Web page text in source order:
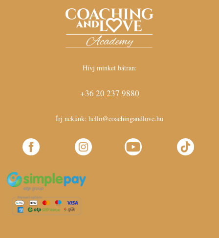
Hívj minket bátran:
+36 20 237 9880
Írj nekünk: hello@coachingandlove.hu